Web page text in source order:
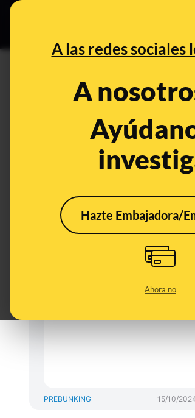
A las redes sociales
A
Hazte Embajadora/
Ahora no
Huracanes y cambio
climático: lo que se
PREBUNKING 15/10/